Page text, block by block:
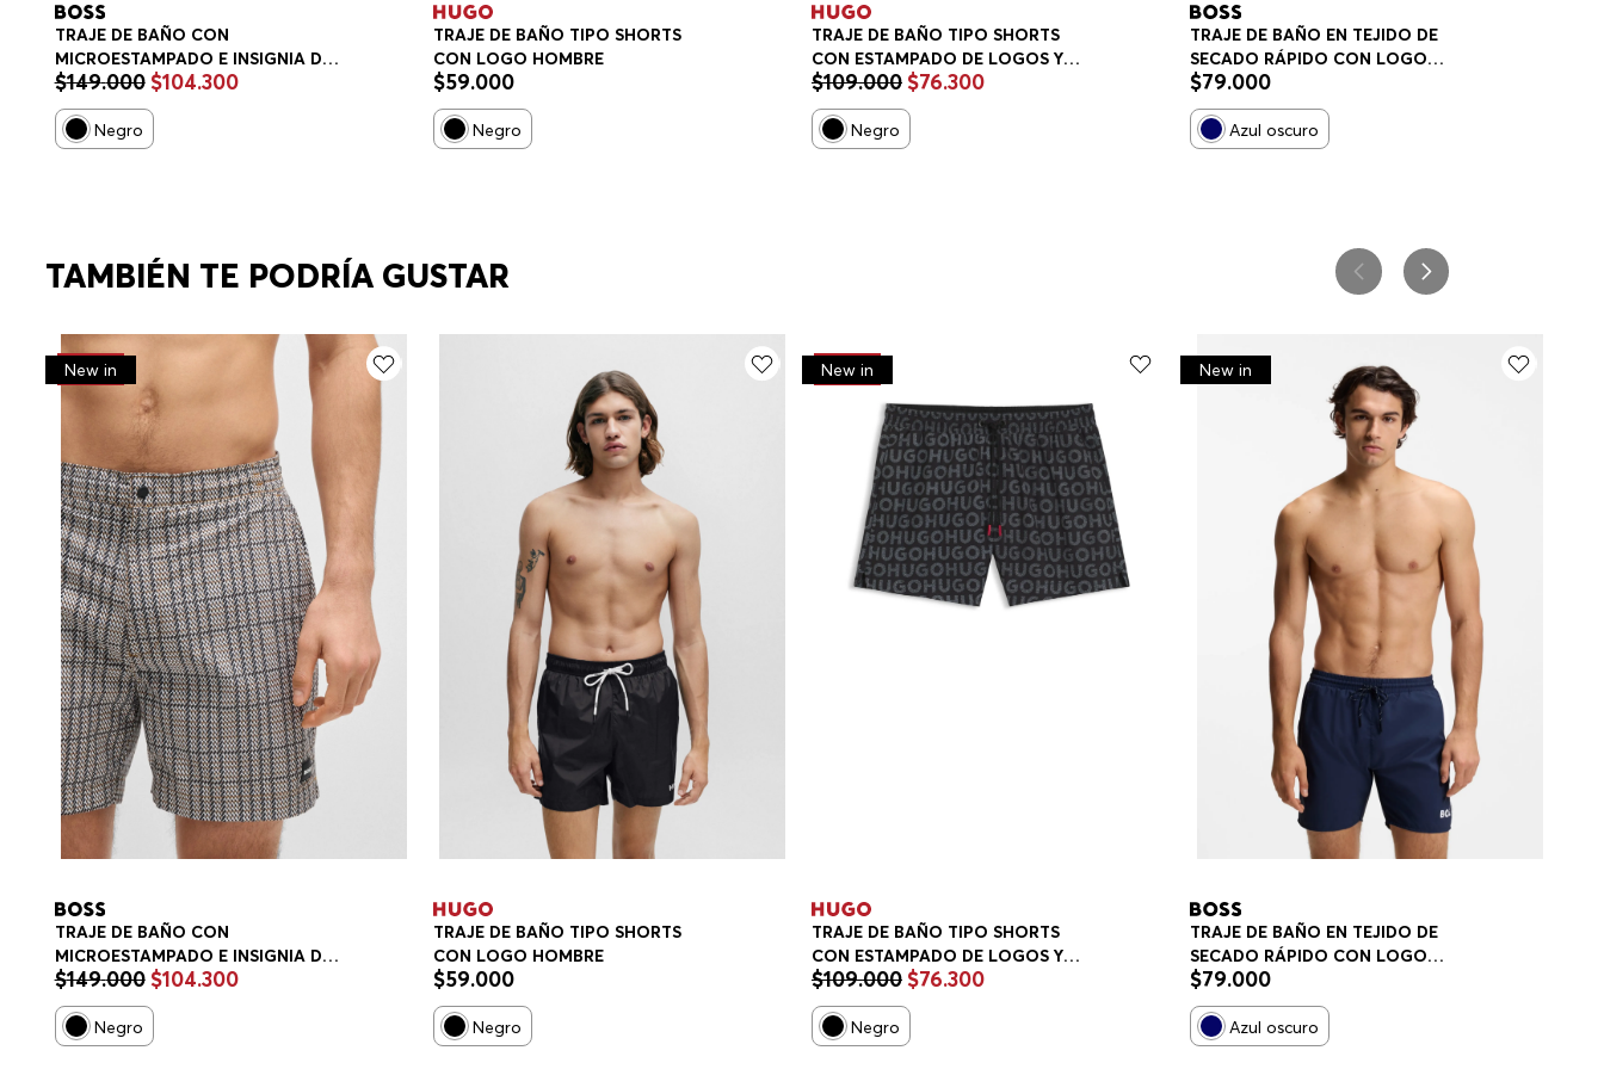
TRAJE DE BAÑO CON
MICROESTAMPADO E INSIGNIA DE
LOGO TRAJE DE BAÑO HOMBRE
$149.000 $104.300
Negro
TRAJE DE BAÑO TIPO SHORTS
CON LOGO HOMBRE
$59.000
Negro
TRAJE DE BAÑO TIPO SHORTS
CON ESTAMPADO DE LOGOS Y
CORDÓN EN LA CINTURA TRAJE
DE BAÑO HOMBRE
$109.000 $76.300
Negro
TRAJE DE BAÑO EN TEJIDO DE
SECADO RÁPIDO CON LOGO
ESTAMPADO TRAJE DE BAÑO
HOMBRE
$79.000
Azul oscuro
TAMBIÉN TE PODRÍA GUSTAR
-30%
New in
TRAJE DE BAÑO CON
MICROESTAMPADO E INSIGNIA DE
LOGO TRAJE DE BAÑO HOMBRE
$149.000 $104.300
Negro
TRAJE DE BAÑO TIPO SHORTS
CON LOGO HOMBRE
$59.000
Negro
-30%
New in
TRAJE DE BAÑO TIPO SHORTS
CON ESTAMPADO DE LOGOS Y
CORDÓN EN LA CINTURA TRAJE
DE BAÑO HOMBRE
$109.000 $76.300
Negro
New in
TRAJE DE BAÑO EN TEJIDO DE
SECADO RÁPIDO CON LOGO
ESTAMPADO TRAJE DE BAÑO
HOMBRE
$79.000
Azul oscuro